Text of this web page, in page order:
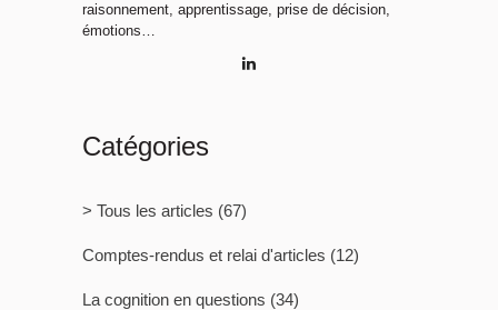
raisonnement, apprentissage, prise de décision,
émotions…
Catégories
> Tous les articles (67)
Comptes-rendus et relai d'articles (12)
La cognition en questions (34)